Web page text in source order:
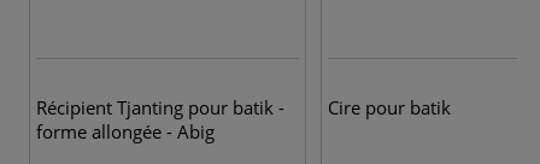
Récipient Tjanting pour batik -
forme allongée - Abig
Cire pour batik